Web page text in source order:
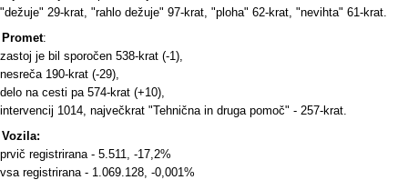
"dežuje" 29-krat, "rahlo dežuje" 97-krat, "ploha" 62-krat, "nevihta" 61-krat.
Promet:
zastoj je bil sporočen 538-krat (-1),
nesreča 190-krat (-29),
delo na cesti pa 574-krat (+10),
intervencij 1014, največkrat "Tehnična in druga pomoč" - 257-krat.
Vozila:
prvič registrirana - 5.511, -17,2%
vsa registrirana - 1.069.128, -0,001%